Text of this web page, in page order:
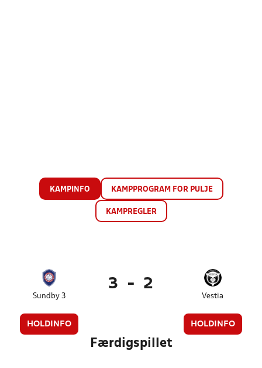
KAMPINFO KAMPPROGRAM FOR PULJE
KAMPREGLER
Sundby 3
HOLDINFO
3 - 2
Vestia
HOLDINFO
Færdigspillet